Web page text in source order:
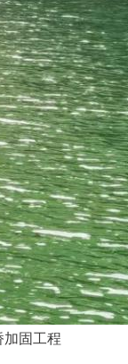
固工程